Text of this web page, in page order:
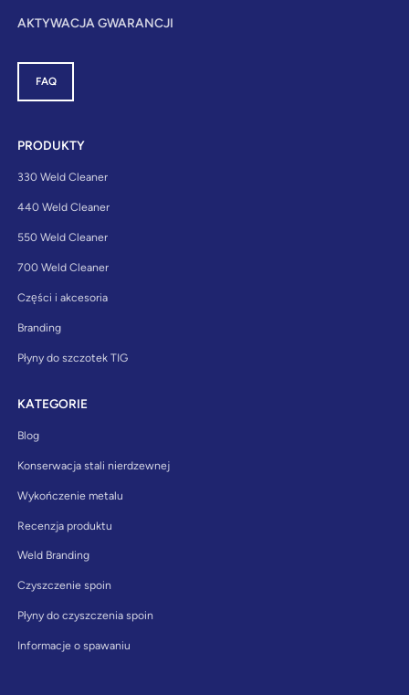
AKTYWACJA GWARANCJI
FAQ
PRODUKTY
330 Weld Cleaner
440 Weld Cleaner
550 Weld Cleaner
700 Weld Cleaner
Części i akcesoria
Branding
Płyny do szczotek TIG
KATEGORIE
Blog
Konserwacja stali nierdzewnej
Wykończenie metalu
Recenzja produktu
Weld Branding
Czyszczenie spoin
Płyny do czyszczenia spoin
Informacje o spawaniu